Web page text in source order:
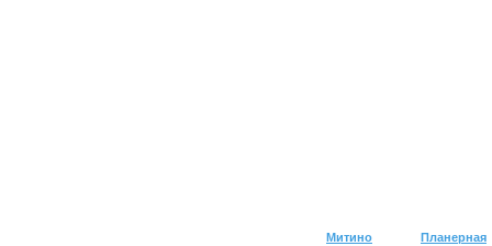
Митино Планерная